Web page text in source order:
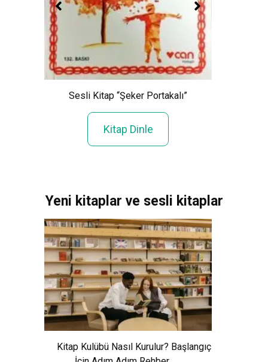
Sesli Kitap “Şeker Portakalı”
Kitap Dinle
Yeni kitaplar ve sesli kitaplar
Kitap Kulübü Nasıl Kurulur? Başlangıç